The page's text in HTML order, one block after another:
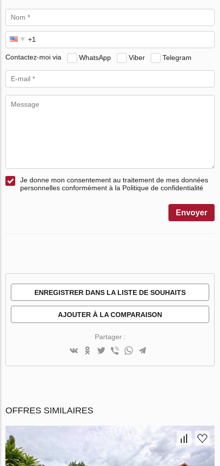
Contactez-moi via WhatsApp Viber Telegram
Je donne mon consentement au traitement de mes données
personnelles conformément à la Politique de confidentialité
Envoyer
ENREGISTRER DANS LA LISTE DE SOUHAITS
AJOUTER À LA COMPARAISON
Partager :
OFFRES SIMILAIRES